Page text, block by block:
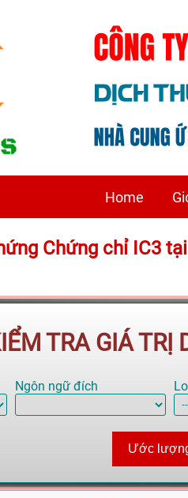
Home
Chứng chỉ IC3
TRA GIÁ TRỊ
Ngôn ngữ đích
Ước